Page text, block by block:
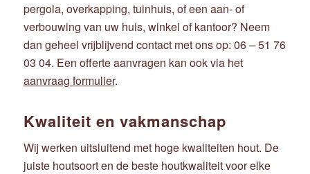
pergola, overkapping, tuinhuis, of een aan- of
verbouwing van uw huis, winkel of kantoor? Neem
dan geheel vrijblijvend contact met ons op: 06 – 51 76
03 04. Een offerte aanvragen kan ook via het
aanvraag formulier.
Kwaliteit en vakmanschap
Wij werken uitsluitend met hoge kwaliteiten hout. De
juiste houtsoort en de beste houtkwaliteit voor elke